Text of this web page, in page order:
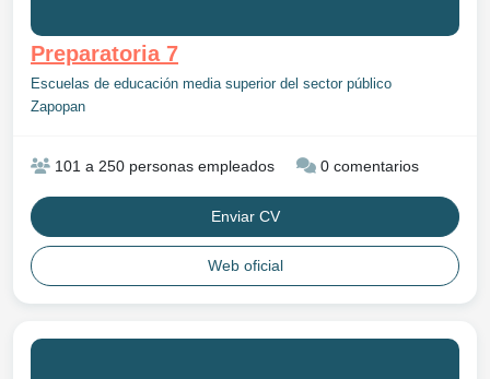
Preparatoria 7
Escuelas de educación media superior del sector público
Zapopan
101 a 250 personas empleados 0 comentarios
Enviar CV
Web oficial